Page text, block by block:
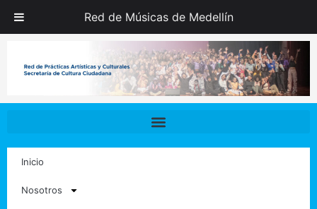
Red de Músicas de Medellín
Inicio
Nosotros